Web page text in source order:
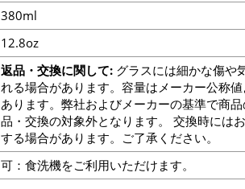
380ml
12.8oz
返品・交換に関して:グラスには細かな傷や
れる場合があります。容量はメーカー公称
あります。弊社およびメーカーの基準で商
品・交換の対象外となります。 交換時には
する場合があります。ご了承ください。
可：食洗機をご利用いただけます。